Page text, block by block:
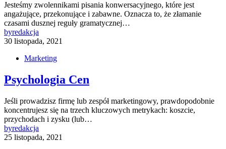
Jesteśmy zwolennikami pisania konwersacyjnego, które jest
angażujące, przekonujące i zabawne. Oznacza to, że złamanie
czasami dusznej reguły gramatycznej…
byredakcja
30 listopada, 2021
Marketing
Psychologia Cen
Jeśli prowadzisz firmę lub zespół marketingowy, prawdopodobnie
koncentrujesz się na trzech kluczowych metrykach: koszcie,
przychodach i zysku (lub…
byredakcja
25 listopada, 2021